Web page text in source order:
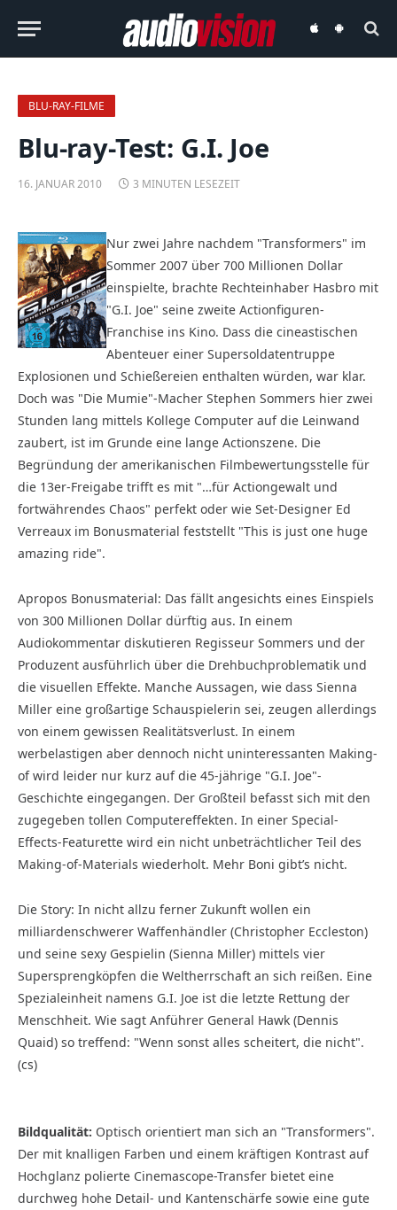
audiovisionaudiovision
BLU-RAY-FILME
Blu-ray-Test: G.I. Joe
16. JANUAR 2010 3 MINUTEN LESEZEIT
Nur zwei Jahre nachdem "Transformers" im
Sommer 2007 über 700 Millionen Dollar
einspielte, brachte Rechteinhaber Hasbro mit
"G.I. Joe" seine zweite Actionfiguren-
Franchise ins Kino. Dass die cineastischen
Abenteuer einer Supersoldatentruppe
Explosionen und Schießereien enthalten würden, war klar.
Doch was "Die Mumie"-Macher Stephen Sommers hier zwei
Stunden lang mittels Kollege Computer auf die Leinwand
zaubert, ist im Grunde eine lange Actionszene. Die
Begründung der amerikanischen Filmbewertungsstelle für
die 13er-Freigabe trifft es mit "…für Actiongewalt und
fortwährendes Chaos" perfekt oder wie Set-Desig­ner Ed
Verreaux im Bonusmaterial feststellt "This is just one huge
amazing ride".
Apropos Bonusmaterial: Das fällt angesichts eines Einspiels
von 300 Millionen Dollar dürftig aus. In einem
Audiokommentar diskutieren Regisseur Sommers und der
Produzent ausführlich über die Drehbuchproblematik und
die visuellen Effekte. Manche Aussagen, wie dass Sienna
Miller eine großartige Schauspielerin sei, zeugen aller­dings
von einem gewissen Realitätsverlust. In einem
werbelastigen aber dennoch nicht uninteressanten Making-
of wird leider nur kurz auf die 45-jährige "G.I. Joe"-
Geschichte eingegangen. Der Großteil befasst sich mit den
zugegeben tollen Computer­effekten. In einer Special-
Effects-Featurette wird ein nicht unbeträchtlicher Teil des
Making-of-Materials wiederholt. Mehr Boni gibt’s nicht.
Die Story: In nicht allzu ferner Zukunft wollen ein
milliardenschwerer Waffenhändler (Christopher Eccleston)
und seine sexy Gespielin (Sienna Miller) mittels vier
Supersprengköpfen die Weltherrschaft an sich reißen. Eine
Spezialeinheit namens G.I. Joe ist die letzte Rettung der
Menschheit. Wie sagt Anführer General Hawk (Dennis
Quaid) so treffend: "Wenn sonst alles scheitert, die nicht".
(cs)
Bildqualität: Optisch orientiert man sich an "Transformers".
Der mit knalligen Farben und einem kräftigen Kontrast auf
Hochglanz polierte Cinemascope-Transfer bietet eine
durchweg hohe Detail- und Kantenschärfe sowie eine gute